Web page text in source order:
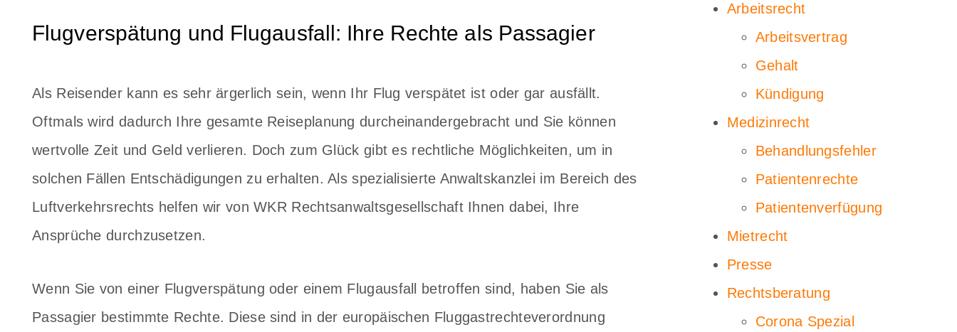
Flugverspätung und Flugausfall: Ihre Rechte als Passagier
Als Reisender kann es sehr ärgerlich sein, wenn Ihr Flug verspätet ist oder gar ausfällt.
Oftmals wird dadurch Ihre gesamte Reiseplanung durcheinandergebracht und Sie können
wertvolle Zeit und Geld verlieren. Doch zum Glück gibt es rechtliche Möglichkeiten, um in
solchen Fällen Entschädigungen zu erhalten. Als spezialisierte Anwaltskanzlei im Bereich des
Luftverkehrsrechts helfen wir von WKR Rechtsanwaltsgesellschaft Ihnen dabei, Ihre
Ansprüche durchzusetzen.
Wenn Sie von einer Flugverspätung oder einem Flugausfall betroffen sind, haben Sie als
Passagier bestimmte Rechte. Diese sind in der europäischen Fluggastrechteverordnung
Arbeitsrecht
Arbeitsvertrag
Gehalt
Kündigung
Medizinrecht
Behandlungsfehler
Patientenrechte
Patientenverfügung
Mietrecht
Presse
Rechtsberatung
Corona Spezial